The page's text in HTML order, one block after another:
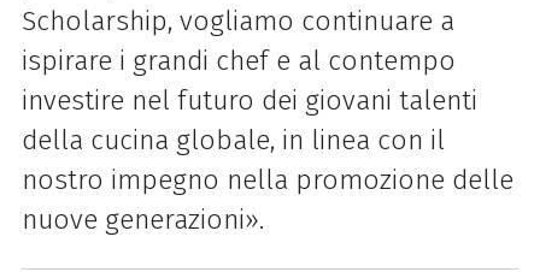
Scholarship, vogliamo continuare a
ispirare i grandi chef e al contempo
investire nel futuro dei giovani talenti
della cucina globale, in linea con il
nostro impegno nella promozione delle
nuove generazioni».